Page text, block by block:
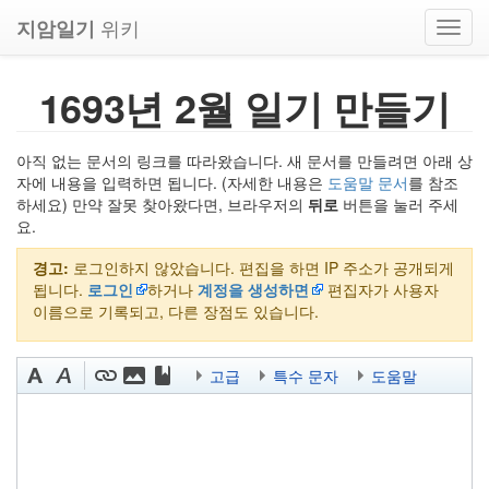
지암일기 위키
1693년 2월 일기 만들기
아직 없는 문서의 링크를 따라왔습니다. 새 문서를 만들려면 아래 상
자에 내용을 입력하면 됩니다. (자세한 내용은 도움말 문서를 참조
하세요) 만약 잘못 찾아왔다면, 브라우저의 뒤로 버튼을 눌러 주세
요.
경고: 로그인하지 않았습니다. 편집을 하면 IP 주소가 공개되게
됩니다. 로그인 하거나 계정을 생성하면
편집자가 사용자
이름으로 기록되고, 다른 장점도 있습니다.
고급 특수 문자 도움말